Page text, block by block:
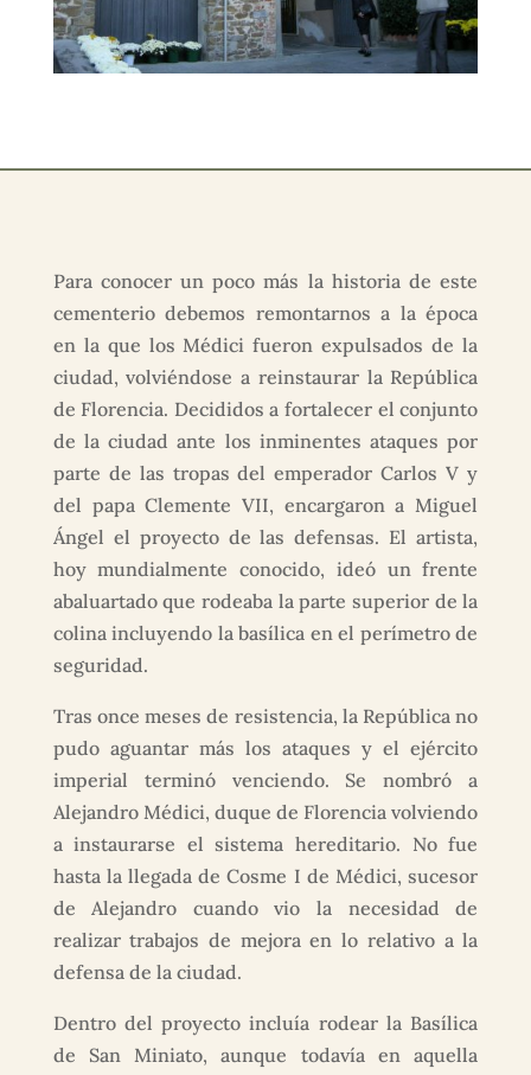
Para conocer un poco más la historia de este
cementerio debemos remontarnos a la época
en la que los Médici fueron expulsados de la
ciudad, volviéndose a reinstaurar la República
de Florencia. Decididos a fortalecer el conjunto
de la ciudad ante los inminentes ataques por
parte de las tropas del emperador Carlos V y
del papa Clemente VII, encargaron a Miguel
Ángel el proyecto de las defensas. El artista,
hoy mundialmente conocido, ideó un frente
abaluartado que rodeaba la parte superior de la
colina incluyendo la basílica en el perímetro de
seguridad.
Tras once meses de resistencia, la República no
pudo aguantar más los ataques y el ejército
imperial terminó venciendo. Se nombró a
Alejandro Médici, duque de Florencia volviendo
a instaurarse el sistema hereditario. No fue
hasta la llegada de Cosme I de Médici, sucesor
de Alejandro cuando vio la necesidad de
realizar trabajos de mejora en lo relativo a la
defensa de la ciudad.
Dentro del proyecto incluía rodear la Basílica
de San Miniato, aunque todavía en aquella